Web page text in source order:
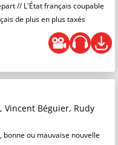
// L'État français coupable
de plus en plus taxés
Vincent Béguier, Rudy
bonne ou mauvaise nouvelle